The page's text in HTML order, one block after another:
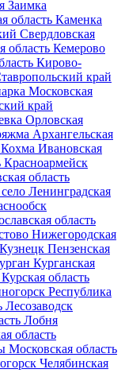
Заимка
область Каменка
Свердловская
область Кемерово
Кирово-
край
Московская
край
Орловская
Архангельская
Кохма Ивановская
Красноармейск
область
Ленинградская
область
Нижегородская
Кузнецк Пензенская
Курганская
Курская область
Республика
Лесозаводск
Лобня
область
Московская область
Челябинская